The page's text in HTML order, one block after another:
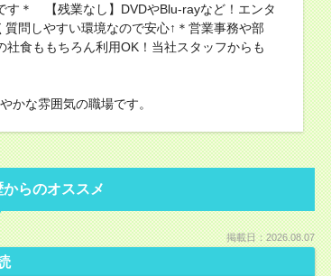
す＊ 【残業なし】DVDやBlu-rayなど！エンタ
問しやすい環境なので安心↑＊営業事務や部
食ももちろん利用OK！当社スタッフからも
かな雰囲気の職場です。
らのオススメ
掲載日：2026.08.07